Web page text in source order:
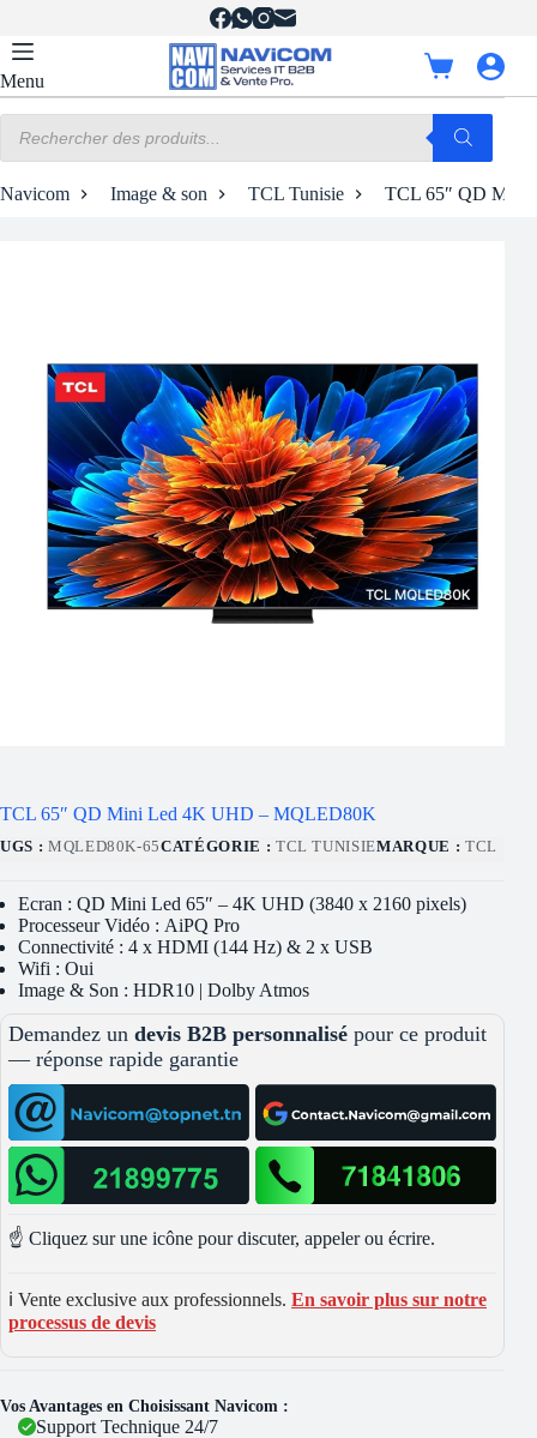
contenu
Menu
Panier
d’achat
produits
Navicom Image & son TCL Tunisie TCL 65″ QD Mini
TCL 65″ QD Mini Led 4K UHD – MQLED80K
UGS : MQLED80K-65CATÉGORIE : TCL TUNISIEMARQUE : TCL
Ecran : QD Mini Led 65″ – 4K UHD (3840 x 2160 pixels)
Processeur Vidéo : AiPQ Pro
Connectivité : 4 x HDMI (144 Hz) & 2 x USB
Wifi : Oui
Image & Son : HDR10 | Dolby Atmos
Demandez un devis B2B personnalisé pour ce produit
— réponse rapide garantie
☝️ Cliquez sur une icône pour discuter, appeler ou écrire.
ℹ️ Vente exclusive aux professionnels. En savoir plus sur notre
processus de devis
Vos Avantages en Choisissant Navicom :
Support Technique 24/7